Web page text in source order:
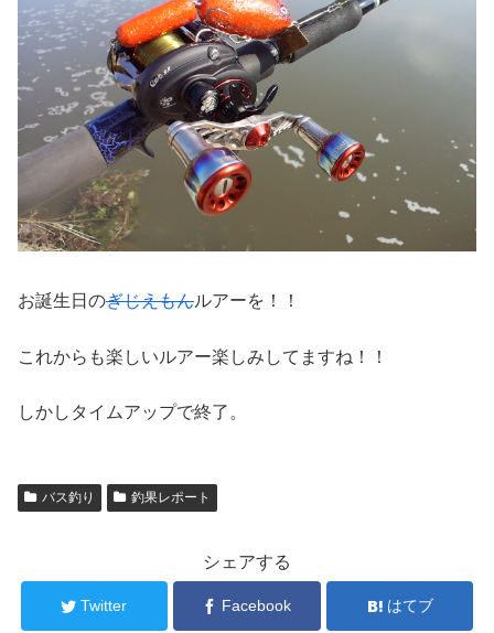
お誕生日のぎじえもんルアーを！！
これからも楽しいルアー楽しみしてますね！！
しかしタイムアップで終了。
バス釣り 釣果レポート
シェアする
Twitter Facebook はてブ